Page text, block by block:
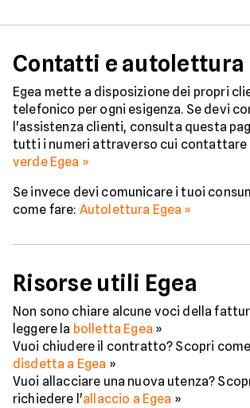
Contatti e autolettura
Egea mette a disposizione dei propri
telefonico per ogni esigenza. Se devi
l'assistenza clienti, consulta questa
tutti i numeri attraverso cui contattare
verde Egea »
Se invece devi comunicare i tuoi
come fare: Autolettura Egea »
Risorse utili Egea
Non sono chiare alcune voci della
leggere la bolletta Egea »
Vuoi chiudere il contratto? Scopri
disdetta a Egea »
Vuoi allacciare una nuova utenza?
richiedere l'allaccio a Egea »